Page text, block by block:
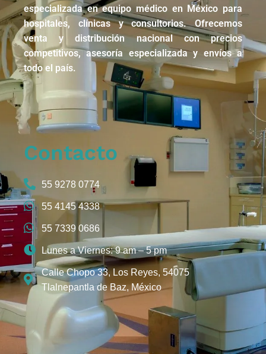
especializada en equipo médico en México para
hospitales, clínicas y consultorios. Ofrecemos
venta y distribución nacional con precios
competitivos, asesoría especializada y envíos a
todo el país.
Contacto
55 9278 0774
55 4145 4338
55 7339 0686
Lunes a Viernes: 9 am – 5 pm
Calle Chopo 33, Los Reyes, 54075
Tlalnepantla de Baz, México